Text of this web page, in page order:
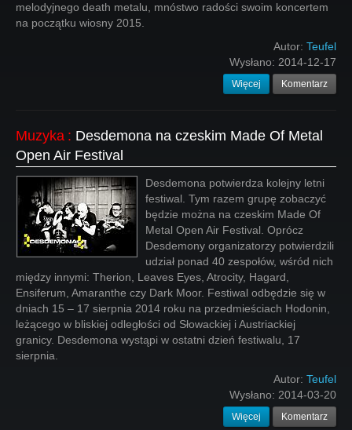
melodyjnego death metalu, mnóstwo radości swoim koncertem
na początku wiosny 2015.
Autor: Teufel
Wysłano: 2014-12-17
Więcej Komentarz
Muzyka : Desdemona na czeskim Made Of Metal
Open Air Festival
Desdemona potwierdza kolejny letni
festiwal. Tym razem grupę zobaczyć
będzie można na czeskim Made Of
Metal Open Air Festival. Oprócz
Desdemony organizatorzy potwierdzili
udział ponad 40 zespołów, wśród nich
między innymi: Therion, Leaves Eyes, Atrocity, Hagard,
Ensiferum, Amaranthe czy Dark Moor. Festiwal odbędzie się w
dniach 15 – 17 sierpnia 2014 roku na przedmieściach Hodonin,
leżącego w bliskiej odległości od Słowackiej i Austriackiej
granicy. Desdemona wystąpi w ostatni dzień festiwalu, 17
sierpnia.
Autor: Teufel
Wysłano: 2014-03-20
Więcej Komentarz